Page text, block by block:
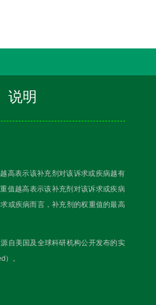
说明
高表示该补充剂对该诉求或疾病越有
值越高表示该补充剂对该诉求或疾病
或疾病而言，补充剂的权重值的最高
自美国及全球科研机构公开发布的实
）。